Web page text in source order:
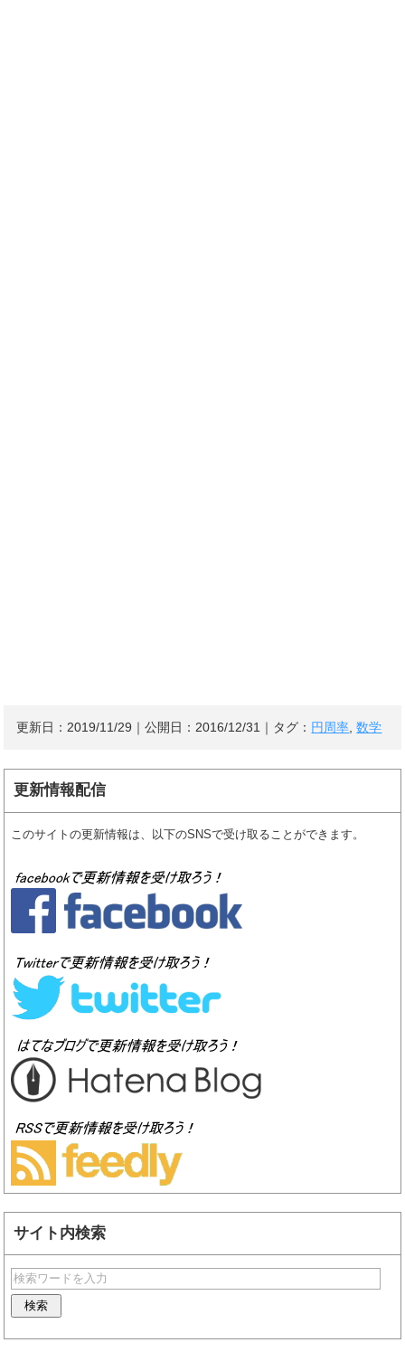
更新日：2019/11/29 ｜公開日：2016/12/31 ｜タグ： 円周率,数学
更新情報配信
このサイトの更新情報は、以下のSNSで受け取ることができます。
サイト内検索